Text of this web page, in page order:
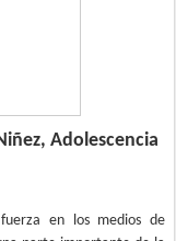
Adolescencia
en los medios de